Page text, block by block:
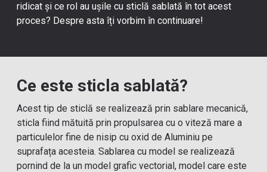
ridicat și ce rol auușile cu sticlă sablată în tot acest
proces? Despre asta îți vorbim în continuare!
Ce este sticla sablată?
Acest tip de sticlă se realizează prin sablare mecanică,
sticla fiind mătuită prin propulsarea cu o viteză mare a
particulelor fine de nisip cu oxid de Aluminiu pe
suprafața acesteia. Sablarea cu model se realizează
pornind de la un model grafic vectorial, model care este